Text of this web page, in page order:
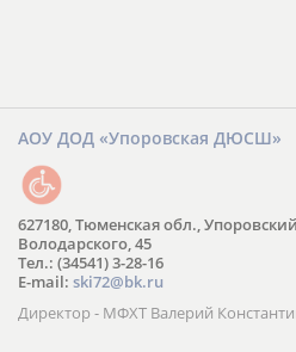
АОУ ДОД «Упоровская ДЮСШ»
627180, Тюменская обл.,
Володарского, 45
Тел.: (34541) 3-28-16
E-mail: ski72@bk.ru
Директор - МФХТ Валерий